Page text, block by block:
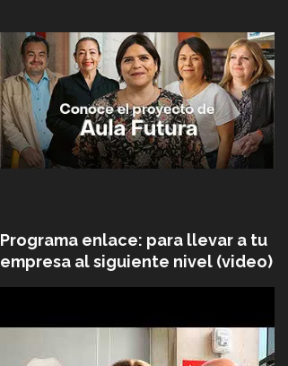
Programa enlace: para llevar a tu
empresa al siguiente nivel (video)